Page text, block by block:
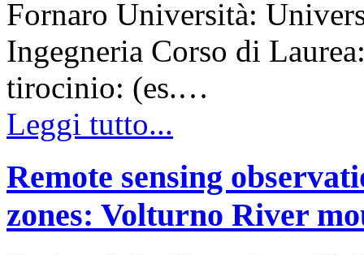
Fornaro Università:
Ingegneria Corso di
tirocinio: (es.…
Leggi tutto...
Remote sensing
zones: Volturno River